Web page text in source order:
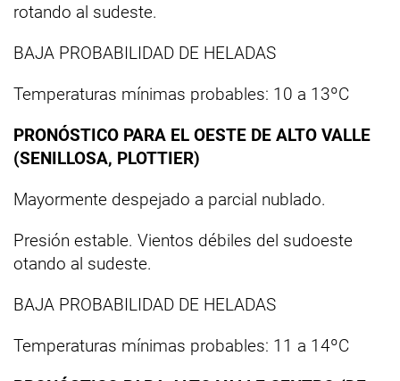
rotando al sudeste.
BAJA PROBABILIDAD DE HELADAS
Temperaturas mínimas probables: 10 a 13ºC
PRONÓSTICO PARA EL OESTE DE ALTO VALLE
(SENILLOSA, PLOTTIER)
Mayormente despejado a parcial nublado.
Presión estable. Vientos débiles del sudoeste
otando al sudeste.
BAJA PROBABILIDAD DE HELADAS
Temperaturas mínimas probables: 11 a 14ºC